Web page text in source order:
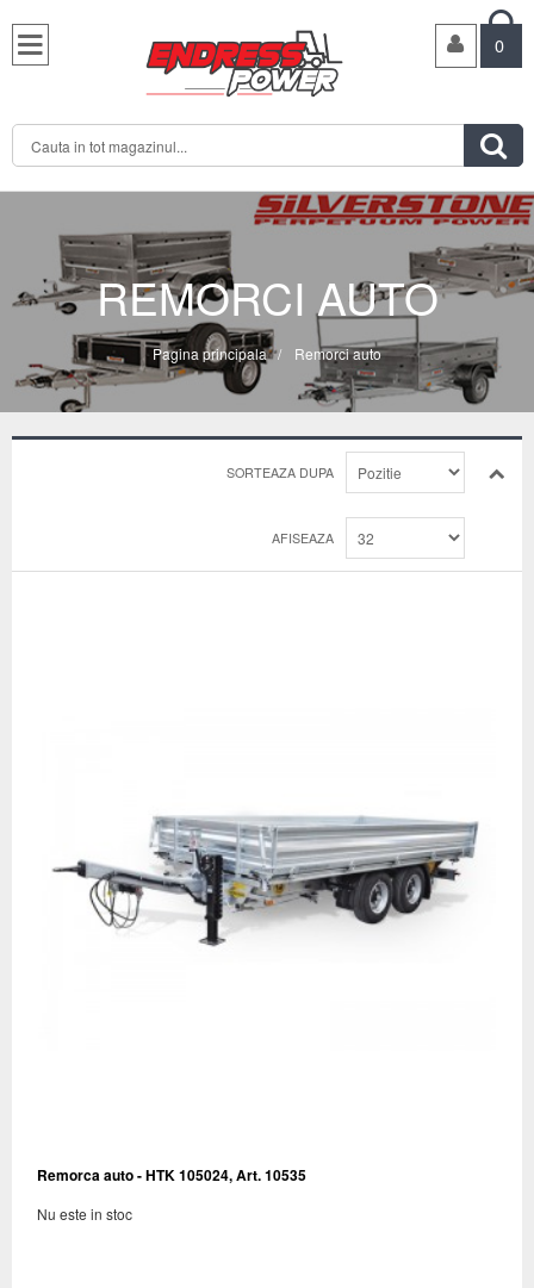

0

REMORCI AUTO
Pagina principala / Remorci auto
SORTEAZA DUPA
AFISEAZA
Remorca auto - HTK 105024, Art. 10535
Nu este in stoc